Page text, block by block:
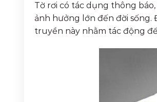
Tờ rơi có tác dụng thông
ảnh hưởng lớn đến đời
truyền này nhằm tác động